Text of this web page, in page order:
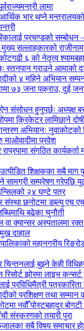
लामा
भार थप्ने मन्त्रालयको
प्रचण्डको
मुख्य सल्लाहकारको
६ को नेतृत्व
स्तनपान गराउने आमाको
४ महिने अभियान
७३ जना पक्राउ, दुई
संसोधन हुनुपर्छः अध्यक्ष
क्रिकेटर लामिछाने
अभियानः नुवाकोटको
प्रवेश
संगठित कार्यकर्ता
शिक्षकका सबै माग
सम्प्रेषण गरेपछि
२४ घण्टे पत्र
संस्था छनोटमा डब्ल्यु एच
बढेका चुनौती
क्यान्सर अस्पतालमा रक्त
दाहाल
महानगरीय
चिन्तनलाई बुझ्ने केही
झोरमा लाइभ
प्रविधिमैत्री
प्रशिक्षण तथा सम्मान
नवौँ पोस्टबहादुर
संस्करणको तयारी पुरा
सबै विषय समाचार